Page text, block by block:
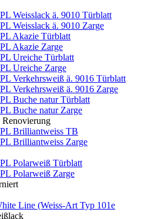
Weisslack ä. 9010 Türblatt
Weisslack ä. 9010 Zarge
Akazie Türblatt
Akazie Zarge
Ureiche Türblatt
Ureiche Zarge
Verkehrsweiß ä. 9016 Türblatt
Verkehrsweiß ä. 9016 Zarge
Buche natur Türblatt
Buche natur Zarge
Brilliantweiss TB
Brilliantweiss Zarge
Polarweiß Türblatt
Polarweiß Zarge
Line (Weiss-Art Typ 101e